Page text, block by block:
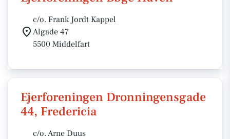
c/o. Frank Jordt Kappel
Algade 47
5500 Middelfart
Ejerforeningen Dronningensgade
44, Fredericia
c/o. Arne Duus